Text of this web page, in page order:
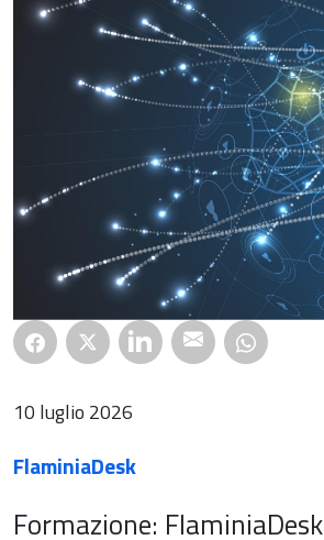
10 luglio 2026
FlaminiaDesk
Formazione: FlaminiaDesk